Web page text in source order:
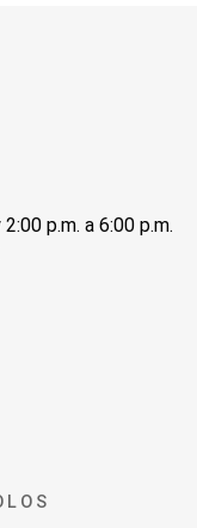
p.m. a 6:00 p.m.